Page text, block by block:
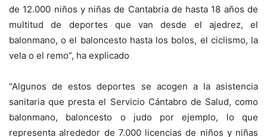
de 12.000 niños y niñas de Cantabria de hasta 18 años de
multitud de deportes que van desde el ajedrez, el
balonmano, o el baloncesto hasta los bolos, el ciclismo, la
vela o el remo”, ha explicado
“Algunos de estos deportes se acogen a la asistencia
sanitaria que presta el Servicio Cántabro de Salud, como
balonmano, baloncesto o judo por ejemplo, lo que
representa alrededor de 7.000 licencias de niños y niñas